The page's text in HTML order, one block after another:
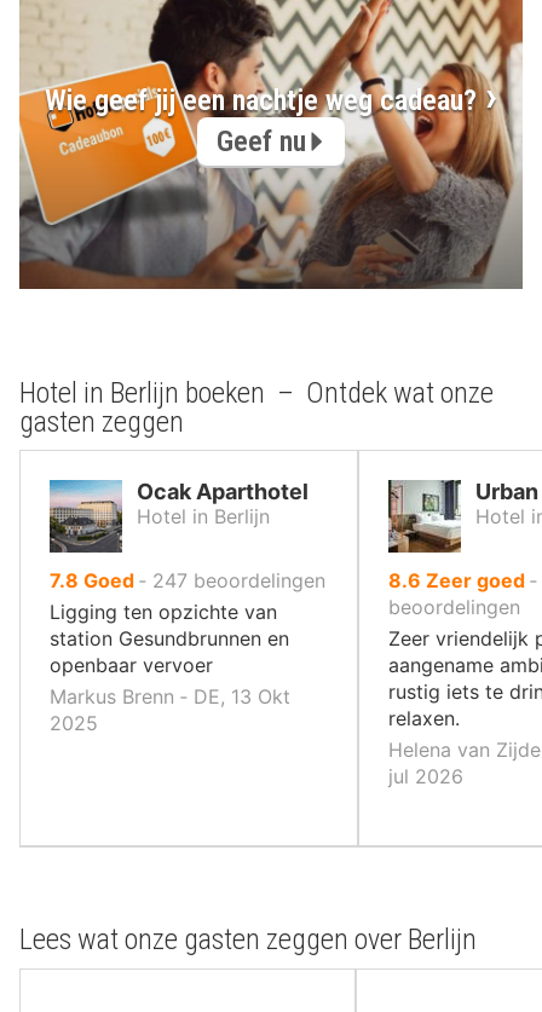
Wie geef jij een nachtje weg cadeau?
Geef nu
Hotel in Berlijn boeken – Ontdek wat onze
gasten zeggen
Ocak Aparthotel
Hotel in Berlijn
7.8 uit
10
,
Goed ‐ 247 beoordelingen
Ligging ten opzichte van
station Gesundbrunnen en
openbaar vervoer
Markus Brenn ‐ DE, 13 Okt
2025
Hotel
8.6 uit
10
,
Zeer goed ‐
beoordelingen
Zeer vriendelijk
aangename
rustig iets te
relaxen.
Helena van
jul 2026
Lees wat onze gasten zeggen over Berlijn